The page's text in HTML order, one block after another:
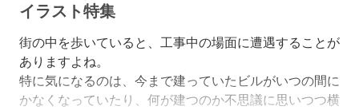
イラスト特集
街の中を歩いていると、工事中の場面に遭遇することが
ありますよね。
特に気になるのは、今まで建っていたビルがいつの間に
かなくなっていたり、何が建つのか不思議に思いつつ横